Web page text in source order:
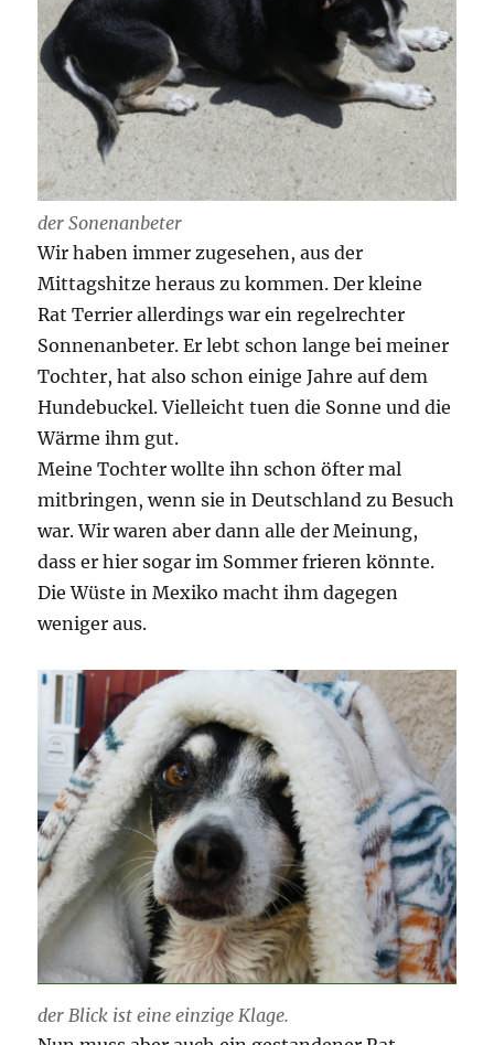
der Sonenanbeter
Wir haben immer zugesehen, aus der
Mittagshitze heraus zu kommen. Der kleine
Rat Terrier allerdings war ein regelrechter
Sonnenanbeter. Er lebt schon lange bei meiner
Tochter, hat also schon einige Jahre auf dem
Hundebuckel. Vielleicht tuen die Sonne und die
Wärme ihm gut.
Meine Tochter wollte ihn schon öfter mal
mitbringen, wenn sie in Deutschland zu Besuch
war. Wir waren aber dann alle der Meinung,
dass er hier sogar im Sommer frieren könnte.
Die Wüste in Mexiko macht ihm dagegen
weniger aus.
der Blick ist eine einzige Klage.